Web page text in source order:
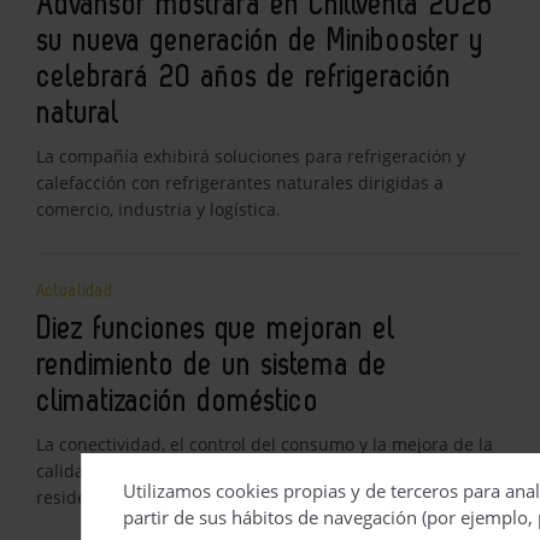
su nueva generación de Minibooster y
celebrará 20 años de refrigeración
natural
La compañía exhibirá soluciones para refrigeración y
calefacción con refrigerantes naturales dirigidas a
comercio, industria y logística.
Actualidad
Diez funciones que mejoran el
rendimiento de un sistema de
climatización doméstico
La conectividad, el control del consumo y la mejora de la
calidad del aire amplían las prestaciones de los equipos
residenciales actuales.
Utilizamos cookies propias y de terceros para
partir de sus hábitos de navegación (por